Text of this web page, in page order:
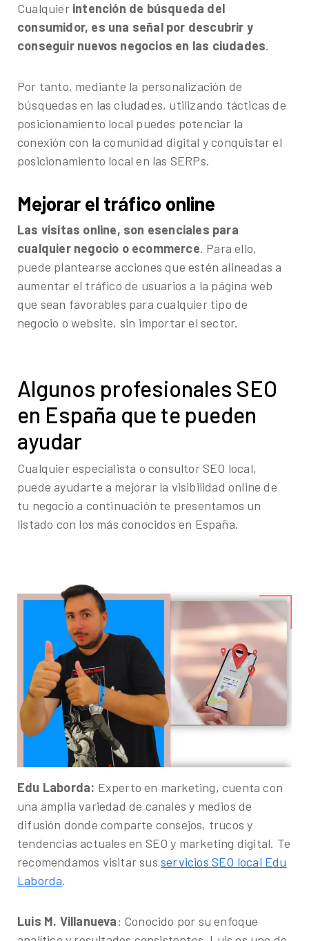
Cualquier intención de búsqueda del
consumidor, es una señal por descubrir y
conseguir nuevos negocios en las ciudades.
Por tanto, mediante la personalización de
búsquedas en las ciudades, utilizando tácticas de
posicionamiento local puedes potenciar la
conexión con la comunidad digital y conquistar el
posicionamiento local en las SERPs.
Mejorar el tráfico online
Las visitas online, son esenciales para
cualquier negocio o ecommerce. Para ello,
puede plantearse acciones que estén alineadas a
aumentar el tráfico de usuarios a la página web
que sean favorables para cualquier tipo de
negocio o website, sin importar el sector.
Algunos profesionales SEO
en España que te pueden
ayudar
Cualquier especialista o consultor SEO local,
puede ayudarte a mejorar la visibilidad online de
tu negocio a continuación te presentamos un
listado con los más conocidos en España.
Edu Laborda: Experto en marketing, cuenta con
una amplia variedad de canales y medios de
difusión donde comparte consejos, trucos y
tendencias actuales en SEO y marketing digital. Te
recomendamos visitar sus servicios SEO local Edu
Laborda.
Luis M. Villanueva: Conocido por su enfoque